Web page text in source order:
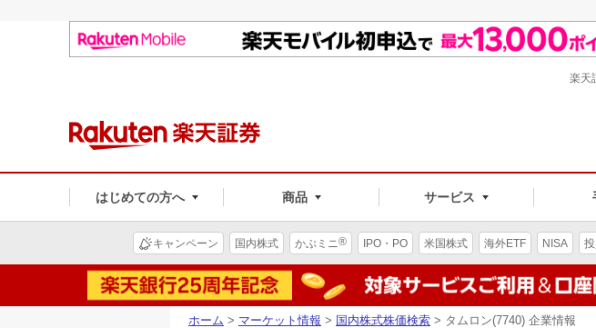
はじめての方へ 商品 サービス
楽天
キャンペーン 国内株式 かぶミニ® IPO・PO 米国株式 海外ETF NISA
ホーム > マーケット情報 > 国内株式株価検索 > タムロン(7740) 企業情報